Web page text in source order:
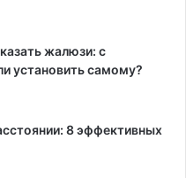
жалюзи: с
установить самому?
8 эффективных